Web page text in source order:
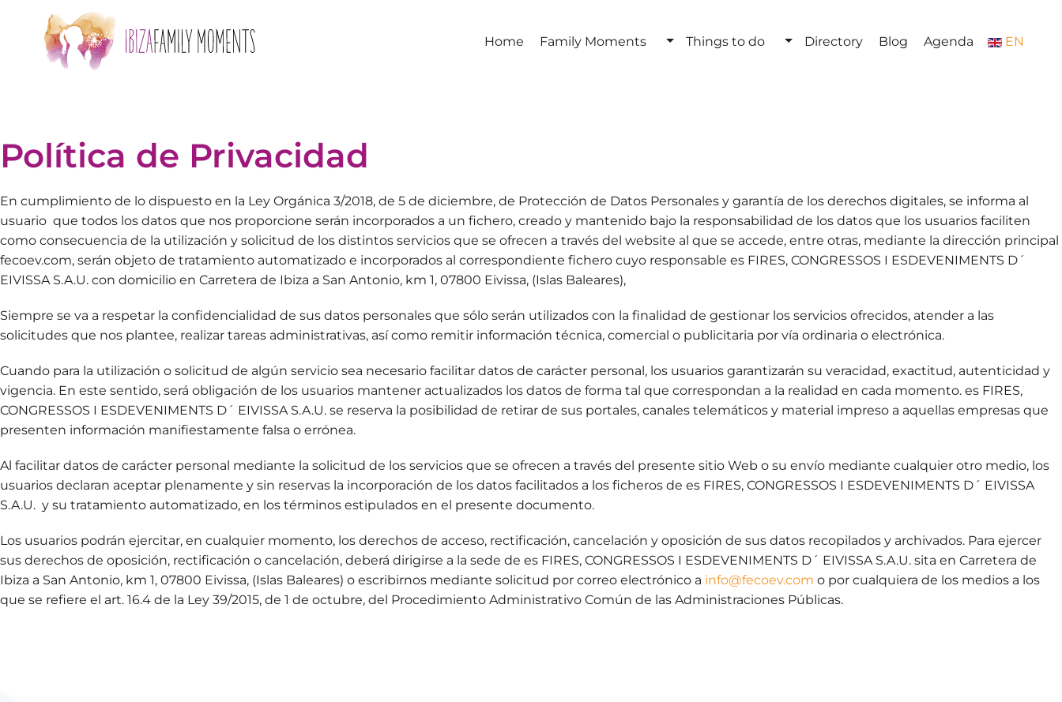
Skip to main content Home Family Moments Things to do Directory Blog Agenda EN
Política de Privacidad
En cumplimiento de lo dispuesto en la Ley Orgánica 3/2018, de 5 de diciembre, de Protección de Datos Personales y garantía de los derechos digitales, se informa al
usuario que todos los datos que nos proporcione serán incorporados a un fichero, creado y mantenido bajo la responsabilidad de los datos que los usuarios faciliten
como consecuencia de la utilización y solicitud de los distintos servicios que se ofrecen a través del website al que se accede, entre otras, mediante la dirección principal
fecoev.com, serán objeto de tratamiento automatizado e incorporados al correspondiente fichero cuyo responsable es FIRES, CONGRESSOS I ESDEVENIMENTS D´
EIVISSA S.A.U. con domicilio en Carretera de Ibiza a San Antonio, km 1, 07800 Eivissa, (Islas Baleares),
Siempre se va a respetar la confidencialidad de sus datos personales que sólo serán utilizados con la finalidad de gestionar los servicios ofrecidos, atender a las
solicitudes que nos plantee, realizar tareas administrativas, así como remitir información técnica, comercial o publicitaria por vía ordinaria o electrónica.
Cuando para la utilización o solicitud de algún servicio sea necesario facilitar datos de carácter personal, los usuarios garantizarán su veracidad, exactitud, autenticidad y
vigencia. En este sentido, será obligación de los usuarios mantener actualizados los datos de forma tal que correspondan a la realidad en cada momento. es FIRES,
CONGRESSOS I ESDEVENIMENTS D´ EIVISSA S.A.U. se reserva la posibilidad de retirar de sus portales, canales telemáticos y material impreso a aquellas empresas que
presenten información manifiestamente falsa o errónea.
Al facilitar datos de carácter personal mediante la solicitud de los servicios que se ofrecen a través del presente sitio Web o su envío mediante cualquier otro medio, los
usuarios declaran aceptar plenamente y sin reservas la incorporación de los datos facilitados a los ficheros de es FIRES, CONGRESSOS I ESDEVENIMENTS D´ EIVISSA
S.A.U. y su tratamiento automatizado, en los términos estipulados en el presente documento.
Los usuarios podrán ejercitar, en cualquier momento, los derechos de acceso, rectificación, cancelación y oposición de sus datos recopilados y archivados. Para ejercer
sus derechos de oposición, rectificación o cancelación, deberá dirigirse a la sede de es FIRES, CONGRESSOS I ESDEVENIMENTS D´ EIVISSA S.A.U. sita en Carretera de
Ibiza a San Antonio, km 1, 07800 Eivissa, (Islas Baleares) o escribirnos mediante solicitud por correo electrónico a info@fecoev.com o por cualquiera de los medios a los
que se refiere el art. 16.4 de la Ley 39/2015, de 1 de octubre, del Procedimiento Administrativo Común de las Administraciones Públicas.